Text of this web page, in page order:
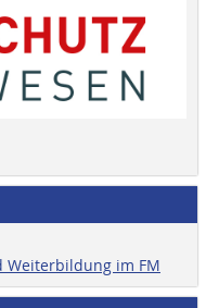
Weiterbildung im FM